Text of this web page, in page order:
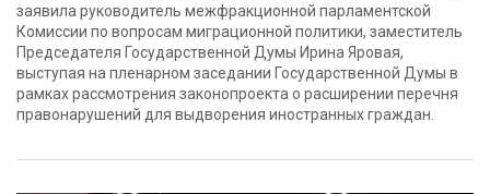
заявила руководитель межфракционной парламентской
Комиссии по вопросам миграционной политики, заместитель
Председателя Государственной Думы Ирина Яровая,
выступая на пленарном заседании Государственной Думы в
рамках рассмотрения законопроекта о расширении перечня
правонарушений для выдворения иностранных граждан.